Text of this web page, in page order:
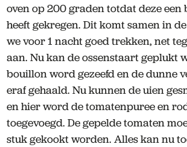
oven op 200 graden totdat deze
heeft gekregen. Dit komt samen in
we voor 1 nacht goed trekken, net
aan. Nu kan de ossenstaart geplukt
bouillon word gezeefd en de dunne
eraf gehaald. Nu kunnen de uien
en hier word de tomatenpuree en
toegevoegd. De gepelde tomaten
stuk gekookt worden. Alles kan nu